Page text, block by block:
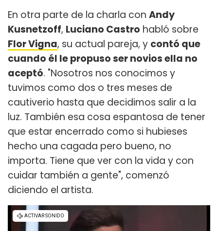
En otra parte de la charla con Andy
Kusnetzoff, Luciano Castro habló sobre
Flor Vigna, su actual pareja, y contó que
cuando él le propuso ser novios ella no
aceptó. "Nosotros nos conocimos y
tuvimos como dos o tres meses de
cautiverio hasta que decidimos salir a la
luz. También esa cosa espantosa de tener
que estar encerrado como si hubieses
hecho una cagada pero bueno, no
importa. Tiene que ver con la vida y con
cuidar también a gente", comenzó
diciendo el artista.